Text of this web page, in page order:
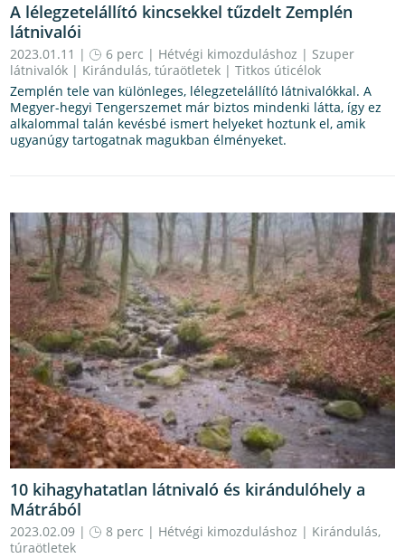
A lélegzetelállító kincsekkel tűzdelt Zemplén
látnivalói
2023.01.11 | 6 perc | Hétvégi kimozduláshoz | Szuper
látnivalók | Kirándulás, túraötletek |Titkos úticélok
Zemplén tele van különleges, lélegzetelállító látnivalókkal. A
Megyer-hegyi Tengerszemet már biztos mindenki látta, így ez
alkalommal talán kevésbé ismert helyeket hoztunk el, amik
ugyanúgy tartogatnak magukban élményeket.
10 kihagyhatatlan látnivaló és kirándulóhely a
Mátrából
2023.02.09 | 8 perc | Hétvégi kimozduláshoz | Kirándulás,
túraötletek